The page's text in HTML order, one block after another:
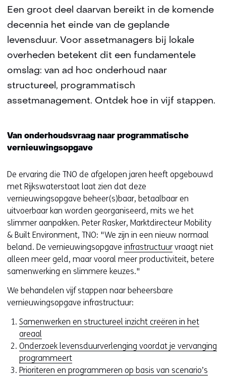
Een groot deel daarvan bereikt in de komende
decennia het einde van de geplande
levensduur. Voor assetmanagers bij lokale
overheden betekent dit een fundamentele
omslag: van ad hoc onderhoud naar
structureel, programmatisch
assetmanagement. Ontdek hoe in vijf stappen.
Van onderhoudsvraag naar programmatische
vernieuwingsopgave
De ervaring die TNO de afgelopen jaren heeft opgebouwd
met Rijkswaterstaat laat zien dat deze
vernieuwingsopgave beheer(s)baar, betaalbaar en
uitvoerbaar kan worden georganiseerd, mits we het
slimmer aanpakken. Peter Rasker, Marktdirecteur Mobility
& Built Environment, TNO: "We zijn in een nieuw normaal
beland. De vernieuwingsopgave infrastructuur vraagt niet
alleen meer geld, maar vooral meer productiviteit, betere
samenwerking en slimmere keuzes."
We behandelen vijf stappen naar beheersbare
vernieuwingsopgave infrastructuur:
Samenwerken en structureel inzicht creëren in het
areaal
Onderzoek levensduurverlenging voordat je vervanging
programmeert
Prioriteren en programmeren op basis van scenario’s